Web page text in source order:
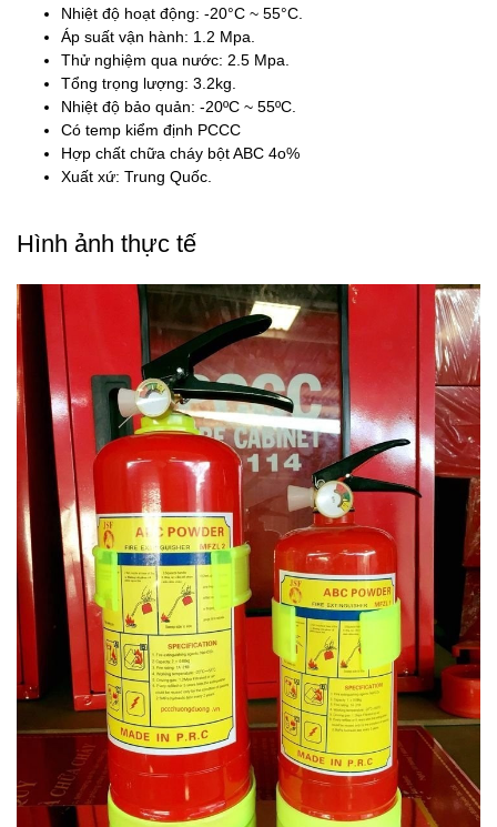
Nhiệt độ hoạt động: -20°C ~ 55°C.
Áp suất vận hành: 1.2 Mpa.
Thử nghiệm qua nước: 2.5 Mpa.
Tổng trọng lượng: 3.2kg.
Nhiệt độ bảo quản: -20ºC ~ 55ºC.
Có temp kiểm định PCCC
Hợp chất chữa cháy bột ABC 4o%
Xuất xứ: Trung Quốc.
Hình ảnh thực tế